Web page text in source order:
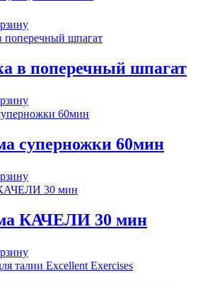
в поперечный шпагат
суперножки 60мин
КАЧЕЛИ 30 мин